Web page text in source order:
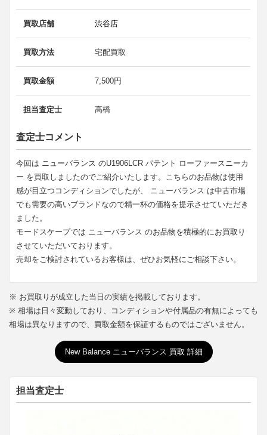
買取店舗 渋谷店
買取方法 宅配買取
買取金額 7,500円
担当査定士 高橋
査定士コメント
今回は ニューバランス のU1906LCR パテント ローファースニーカ
ー を買取しましたのでご紹介いたします。こちらのお品物は使用
感が目立つコンディションでしたが、 ニューバランス は中古市場
でも需要の高いブランドなので精一杯の価格を提示させていただき
ました。
モードスケープでは ニューバランス のお品物を積極的にお買取り
させていただいております。
売却をご検討されているお客様は、ぜひお気軽にご相談下さい。
※ お買取りが成立した当日の実績を掲載しております。
※ 相場は日々変動しており、コンディションや付属品の有無によっても
相場は異なりますので、買取金額を保証するものではございません。
New Balance ニューバランス 買取 詳細
担当査定士